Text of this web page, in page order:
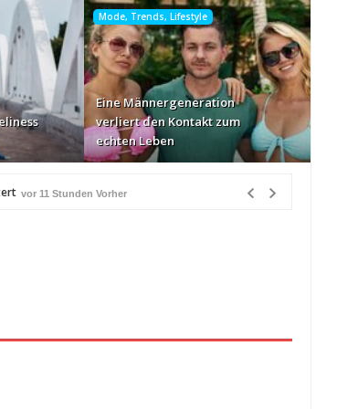
Mode, Trends, Lifestyle
Eine Männergeneration
verliert den Kontakt zum
echten Leben
vor 11 Stunden Vorher